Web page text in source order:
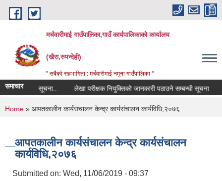
Skip to main content
मर्चवारीमाई गाउँपालिका,गाउँ कार्यपालिकाको कार्यालय
(खैरा,रुपन्देही)
" सबैको सहभागिता : मर्चवारीमाई नमुना गाउँपालिका "
समाचार
सम्बन्धी सूचना.. लेखा परीक्षक नियुक्तिको जानकारी पठाउने सम्बन्धी सूचना
You are here
Home » आपतकालीन कार्यसंचालन केन्द्र कार्यसंचालन कार्यविधि,२०७६
आपतकालीन कार्यसंचालन केन्द्र कार्यसंचालन
कार्यविधि,२०७६
Submitted on: Wed, 11/06/2019 - 09:37